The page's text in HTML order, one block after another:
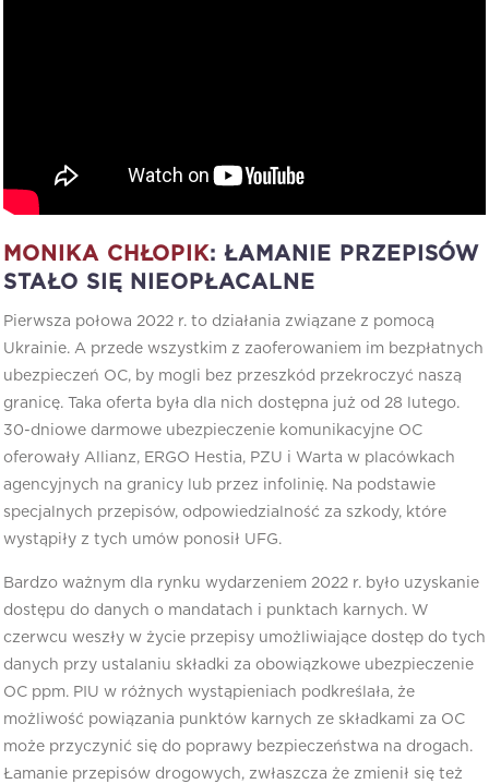
MONIKA CHŁOPIK: ŁAMANIE PRZEPISÓW
STAŁO SIĘ NIEOPŁACALNE
Pierwsza połowa 2022 r. to działania związane z pomocą
Ukrainie. A przede wszystkim z zaoferowaniem im bezpłatnych
ubezpieczeń OC, by mogli bez przeszkód przekroczyć naszą
granicę. Taka oferta była dla nich dostępna już od 28 lutego.
30-dniowe darmowe ubezpieczenie komunikacyjne OC
oferowały Allianz, ERGO Hestia, PZU i Warta w placówkach
agencyjnych na granicy lub przez infolinię. Na podstawie
specjalnych przepisów, odpowiedzialność za szkody, które
wystąpiły z tych umów ponosił UFG.
Bardzo ważnym dla rynku wydarzeniem 2022 r. było uzyskanie
dostępu do danych o mandatach i punktach karnych. W
czerwcu weszły w życie przepisy umożliwiające dostęp do tych
danych przy ustalaniu składki za obowiązkowe ubezpieczenie
OC ppm. PIU w różnych wystąpieniach podkreślała, że
możliwość powiązania punktów karnych ze składkami za OC
może przyczynić się do poprawy bezpieczeństwa na drogach.
Łamanie przepisów drogowych, zwłaszcza że zmienił się też